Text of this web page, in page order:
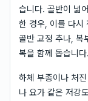
습니다. 골반이 넓
한 경우, 이를 다시
골반 교정 추나, 복
복을 함께 돕습니다.
하체 부종이나 처
나 요가 같은 저강